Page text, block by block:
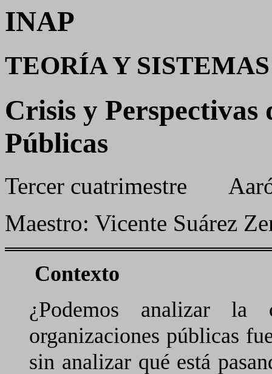
INAP
TEORÍA Y
Crisis y Perspectivas
Públicas
Tercer cuatrimestre
Maestro: Vicente Suárez
Contexto
¿Podemos analizar
organizaciones públicas
sin analizar qué está